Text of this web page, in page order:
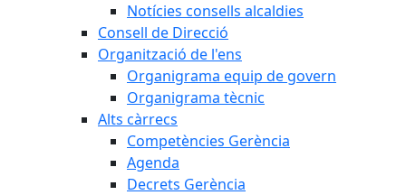
Notícies consells alcaldies
Consell de Direcció
Organització de l'ens
Organigrama equip de govern
Organigrama tècnic
Alts càrrecs
Competències Gerència
Agenda
Decrets Gerència